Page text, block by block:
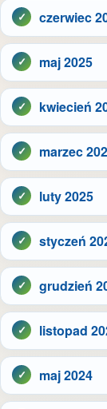
czerwiec
maj 2025
kwiecień
marzec
luty 2025
styczeń
grudzień
listopad
maj 2024